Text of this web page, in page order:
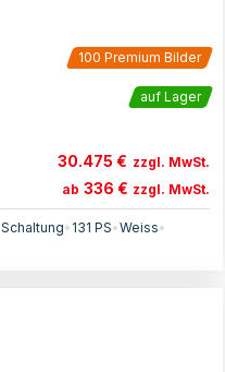
100 Premium Bilder
auf Lager
30.475 € zzgl. MwSt.
ab 336 € zzgl. MwSt.
Schaltung• 131 PS•Weiss•